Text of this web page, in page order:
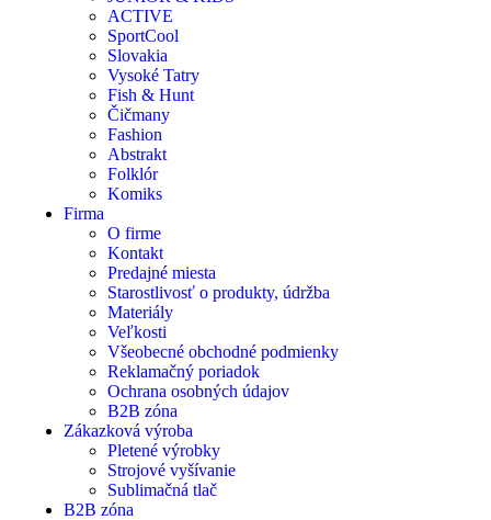
ACTIVE
SportCool
Slovakia
Vysoké Tatry
Fish & Hunt
Čičmany
Fashion
Abstrakt
Folklór
Komiks
Firma
O firme
Kontakt
Predajné miesta
Starostlivosť o produkty, údržba
Materiály
Veľkosti
Všeobecné obchodné podmienky
Reklamačný poriadok
Ochrana osobných údajov
B2B zóna
Zákazková výroba
Pletené výrobky
Strojové vyšívanie
Sublimačná tlač
B2B zóna